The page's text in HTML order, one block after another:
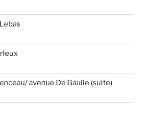
avenue De Gaulle (suite)